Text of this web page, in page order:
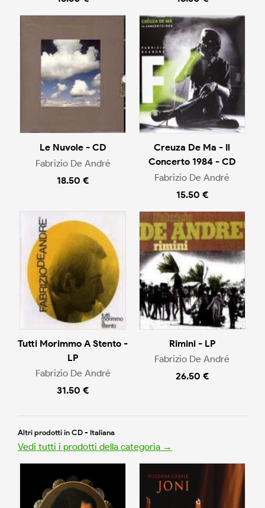
Le Nuvole - CD
Fabrizio De André
18.50 €
Creuza De Ma - Il
Concerto 1984 - CD
Fabrizio De André
15.50 €
Tutti Morimmo A Stento -
LP
Fabrizio De André
31.50 €
Rimini - LP
Fabrizio De André
26.50 €
Altri prodotti in CD - Italiana
Vedi tutti i prodotti della categoria →